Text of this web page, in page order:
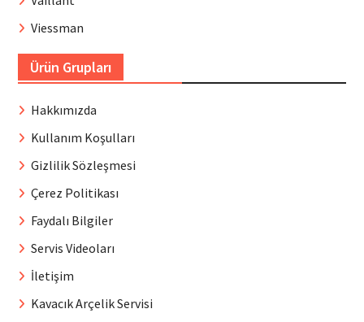
Viessman
Ürün Grupları
Hakkımızda
Kullanım Koşulları
Gizlilik Sözleşmesi
Çerez Politikası
Faydalı Bilgiler
Servis Videoları
İletişim
Kavacık Arçelik Servisi